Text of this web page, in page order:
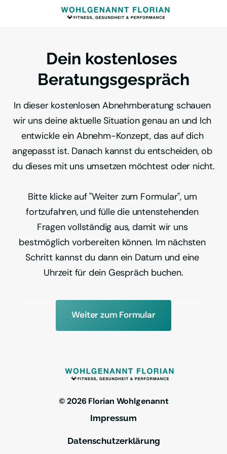
Dein kostenloses
Beratungsgespräch
In dieser kostenlosen Abnehmberatung schauen
wir uns deine aktuelle Situation genau an und Ich
entwickle ein Abnehm-Konzept, das auf dich
angepasst ist. Danach kannst du entscheiden, ob
du dieses mit uns umsetzen möchtest oder nicht.
Bitte klicke auf "Weiter zum Formular", um
fortzufahren, und fülle die untenstehenden
Fragen vollständig aus, damit wir uns
bestmöglich vorbereiten können. Im nächsten
Schritt kannst du dann ein Datum und eine
Uhrzeit für dein Gespräch buchen.
Weiter zum Formular
© 2026 Florian Wohlgenannt
Impressum
Datenschutzerklärung